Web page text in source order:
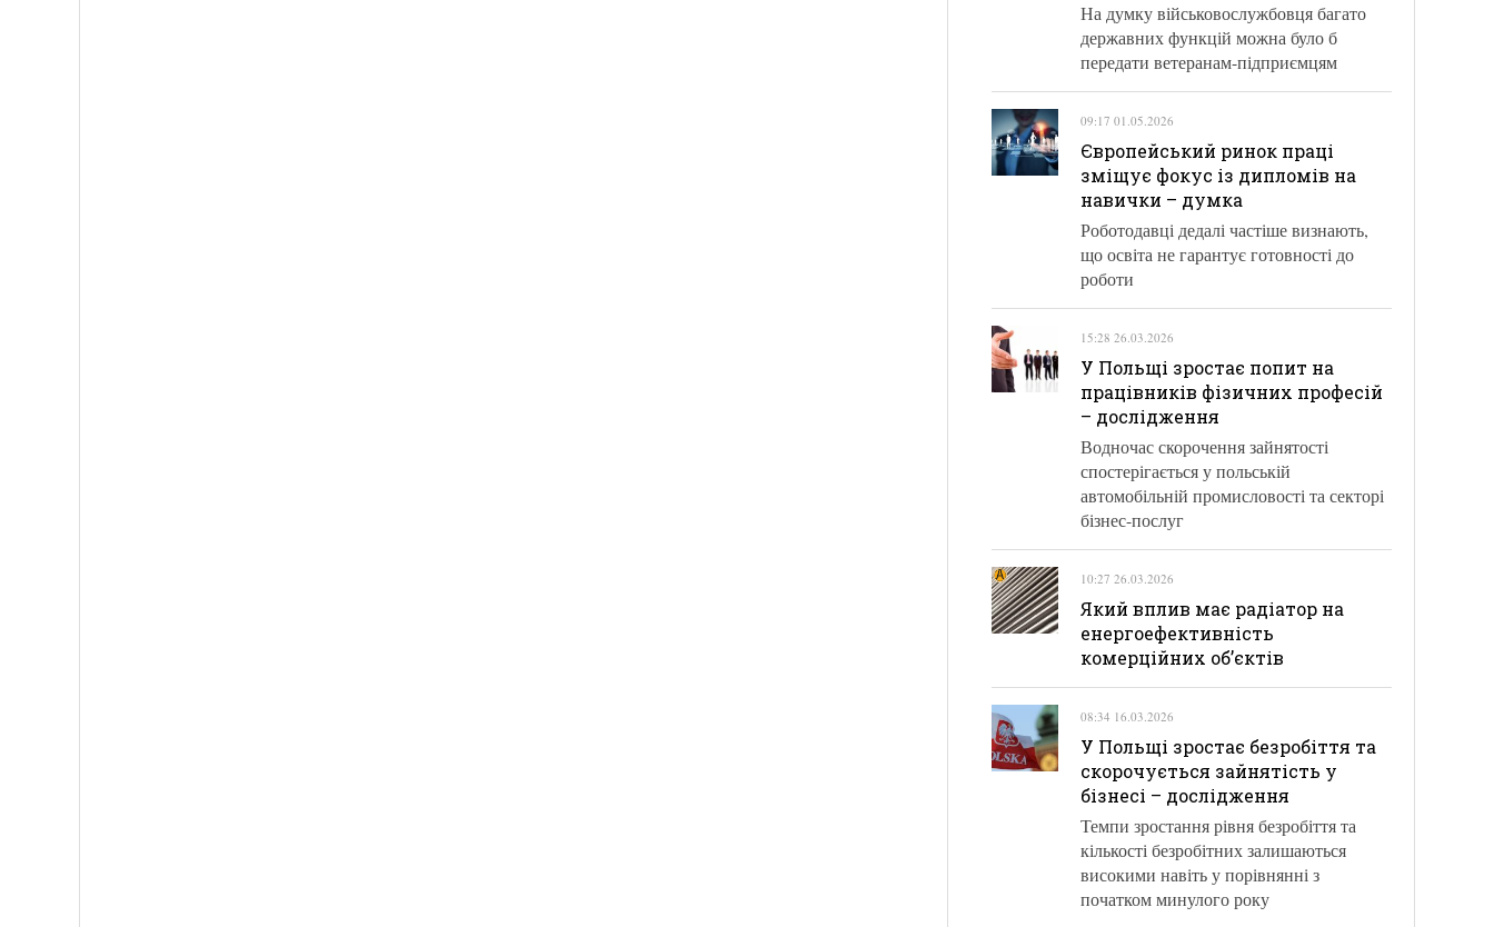
На думку військовослужбовця багато
державних функцій можна було б
передати ветеранам-підприємцям
09:17 01.05.2026
Європейський ринок праці
зміщує фокус із дипломів на
навички – думка
Роботодавці дедалі частіше визнають,
що освіта не гарантує готовності до
роботи
15:28 26.03.2026
У Польщі зростає попит на
працівників фізичних професій
– дослідження
Водночас скорочення зайнятості
спостерігається у польській
автомобільній промисловості та секторі
бізнес-послуг
10:27 26.03.2026
Який вплив має радіатор на
енергоефективність
комерційних об’єктів
08:34 16.03.2026
У Польщі зростає безробіття та
скорочується зайнятість у
бізнесі – дослідження
Темпи зростання рівня безробіття та
кількості безробітних залишаються
високими навіть у порівнянні з
початком минулого року